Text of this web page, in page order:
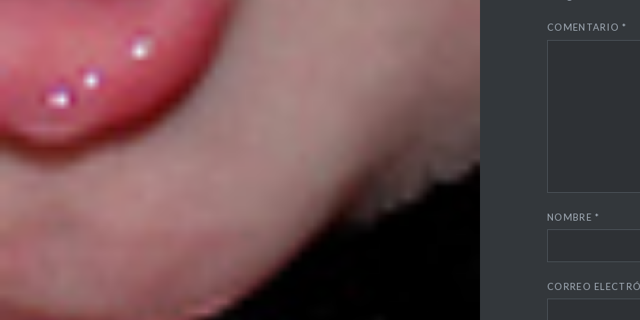
COMENTARIO*
NOMBRE*
CORREO